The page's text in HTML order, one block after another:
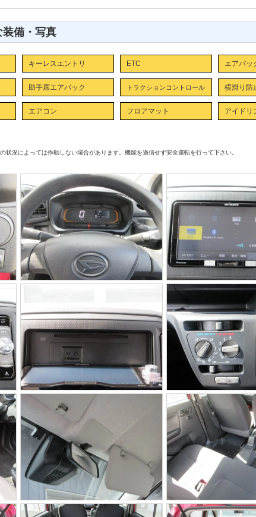
装備・写真
キーレスエントリ ETC エアバッ
助手席エアバック トラクションコントロール 横滑り防
エアコン フロアマット アイドリ
況によっては作動しない場合があります。機能を過信せず安全運転を行って下さい。